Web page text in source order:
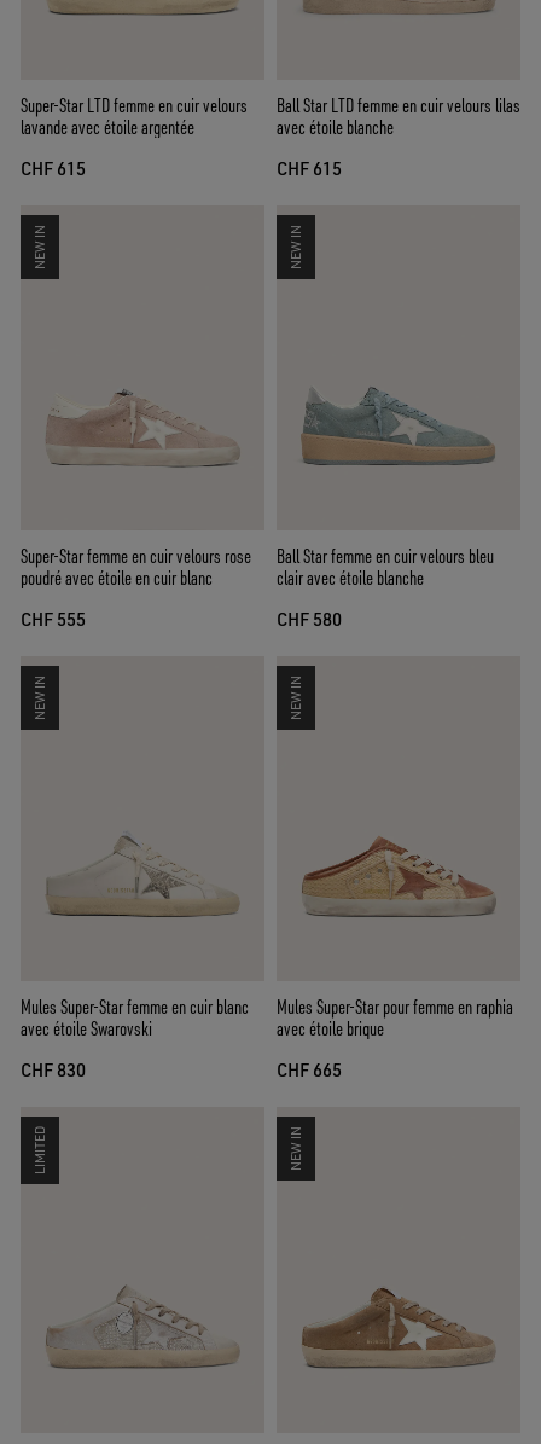
Super-Star LTD femme en cuir velours
lavande avec étoile argentée
CHF 615
Ball Star LTD femme en cuir velours lilas
avec étoile blanche
CHF 615
NEW IN
Super-Star femme en cuir velours rose
poudré avec étoile en cuir blanc
CHF 555
NEW IN
Ball Star femme en cuir velours bleu
clair avec étoile blanche
CHF 580
NEW IN
Mules Super-Star femme en cuir blanc
avec étoile Swarovski
CHF 830
NEW IN
Mules Super-Star pour femme en raphia
avec étoile brique
CHF 665
LIMITED NEW IN